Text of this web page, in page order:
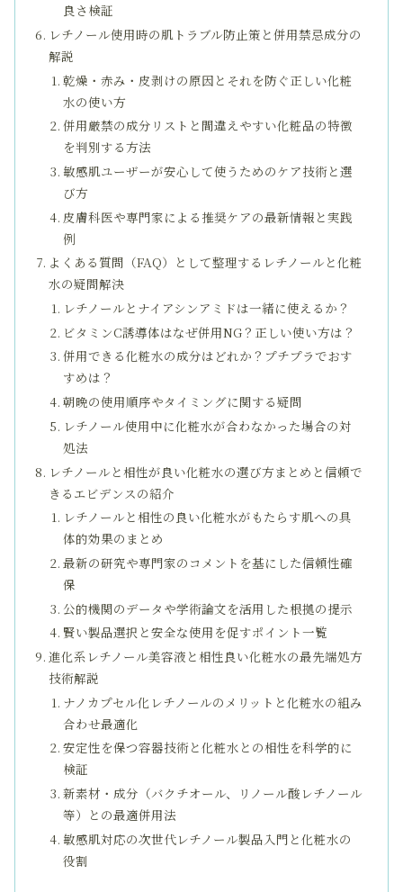
良さ検証
レチノール使用時の肌トラブル防止策と併用禁忌成分の
解説
乾燥・赤み・皮剥けの原因とそれを防ぐ正しい化粧
水の使い方
併用厳禁の成分リストと間違えやすい化粧品の特徴
を判別する方法
敏感肌ユーザーが安心して使うためのケア技術と選
び方
皮膚科医や専門家による推奨ケアの最新情報と実践
例
よくある質問（FAQ）として整理するレチノールと化粧
水の疑問解決
レチノールとナイアシンアミドは一緒に使えるか？
ビタミンC誘導体はなぜ併用NG？正しい使い方は？
併用できる化粧水の成分はどれか？プチプラでおす
すめは？
朝晩の使用順序やタイミングに関する疑問
レチノール使用中に化粧水が合わなかった場合の対
処法
レチノールと相性が良い化粧水の選び方まとめと信頼で
きるエビデンスの紹介
レチノールと相性の良い化粧水がもたらす肌への具
体的効果のまとめ
最新の研究や専門家のコメントを基にした信頼性確
保
公的機関のデータや学術論文を活用した根拠の提示
賢い製品選択と安全な使用を促すポイント一覧
進化系レチノール美容液と相性良い化粧水の最先端処方
技術解説
ナノカプセル化レチノールのメリットと化粧水の組み
合わせ最適化
安定性を保つ容器技術と化粧水との相性を科学的に
検証
新素材・成分（バクチオール、リノール酸レチノール
等）との最適併用法
敏感肌対応の次世代レチノール製品入門と化粧水の
役割